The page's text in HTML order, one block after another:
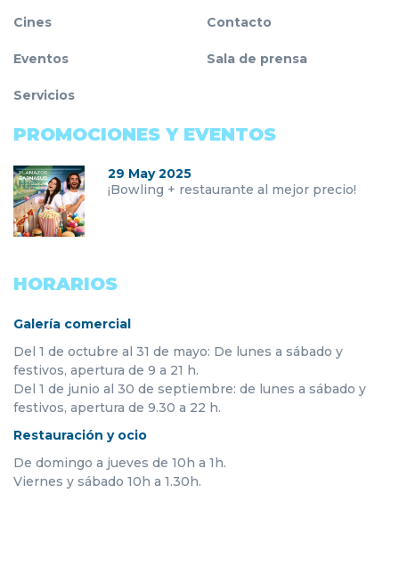
Cines
Eventos
Servicios
Contacto
Sala de prensa
PROMOCIONES Y EVENTOS
29 May 2025
¡Bowling + restaurante al mejor precio!
HORARIOS
Galería comercial
Del 1 de octubre al 31 de mayo: De lunes a sábado y
festivos, apertura de 9 a 21 h.
Del 1 de junio al 30 de septiembre: de lunes a sábado y
festivos, apertura de 9.30 a 22 h.
Restauración y ocio
De domingo a jueves de 10h a 1h.
Viernes y sábado 10h a 1.30h.